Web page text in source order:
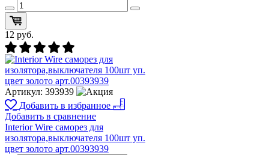
12 руб.
Артикул: 393939
Добавить в избранное
Добавить в сравнение
Interior Wire cаморез для
изолятора,выключателя 100шт уп.
цвет золото арт.00393939